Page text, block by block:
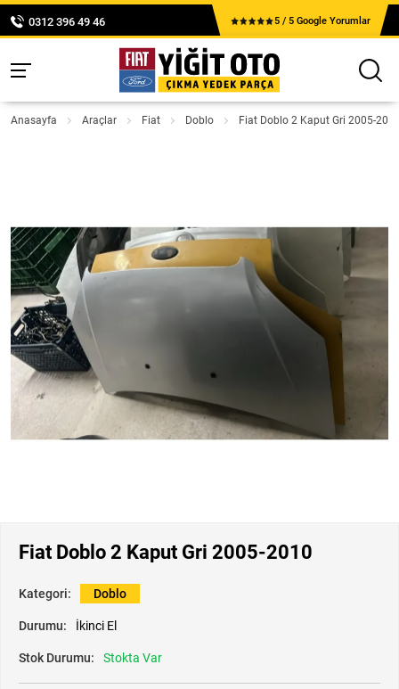
0312 396 49 46 5 / 5 Google Yorumlar
Anasayfa Araçlar Fiat Doblo Fiat Doblo 2 Kaput Gri 2005-
Fiat Doblo 2 Kaput Gri 2005-2010
Kategori: Doblo
Durumu: İkinci El
Stok Durumu: Stokta Var